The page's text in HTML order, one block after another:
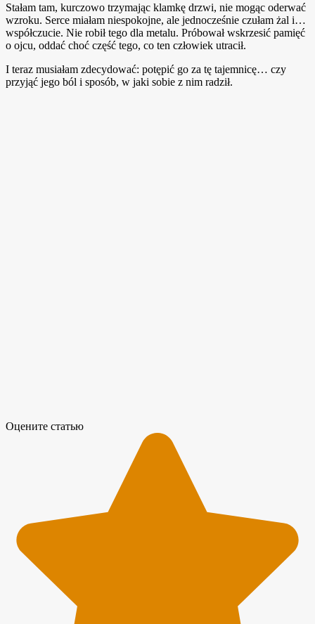
Stałam tam, kurczowo trzymając klamkę drzwi, nie mogąc oderwać
wzroku. Serce miałam niespokojne, ale jednocześnie czułam żal i…
współczucie. Nie robił tego dla metalu. Próbował wskrzesić pamięć
o ojcu, oddać choć część tego, co ten człowiek utracił.
I teraz musiałam zdecydować: potępić go za tę tajemnicę… czy
przyjąć jego ból i sposób, w jaki sobie z nim radził.
Оцените статью